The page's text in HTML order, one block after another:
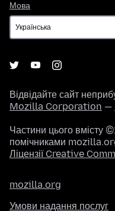
Мова
Відвідайте сайт
Mozilla Corporation —
Частини цього вмісту
помічниками
Ліцензії Creative
mozilla.org
Умови надання послуг